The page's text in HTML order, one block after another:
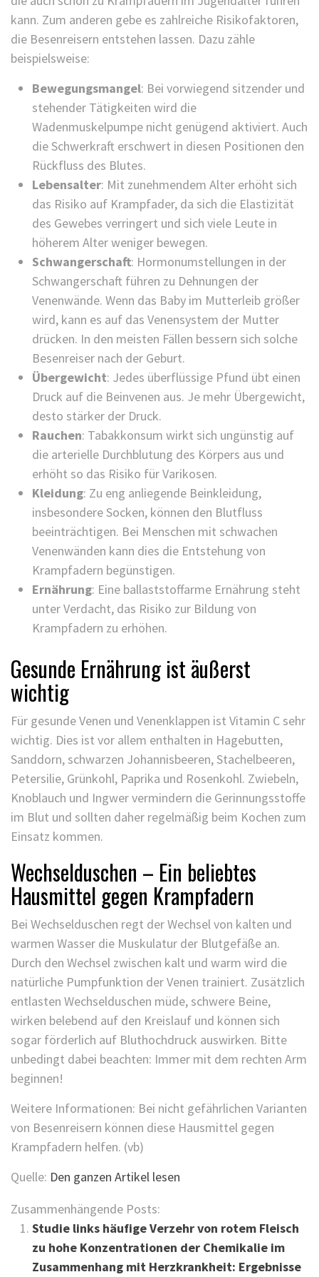
kann. Zum anderen gebe es zahlreiche Risikofaktoren,
die Besenreisern entstehen lassen. Dazu zähle
beispielsweise:
Bewegungsmangel: Bei vorwiegend sitzender und
stehender Tätigkeiten wird die
Wadenmuskelpumpe nicht genügend aktiviert. Auch
die Schwerkraft erschwert in diesen Positionen den
Rückfluss des Blutes.
Lebensalter: Mit zunehmendem Alter erhöht sich
das Risiko auf Krampfader, da sich die Elastizität
des Gewebes verringert und sich viele Leute in
höherem Alter weniger bewegen.
Schwangerschaft: Hormonumstellungen in der
Schwangerschaft führen zu Dehnungen der
Venenwände. Wenn das Baby im Mutterleib größer
wird, kann es auf das Venensystem der Mutter
drücken. In den meisten Fällen bessern sich solche
Besenreiser nach der Geburt.
Übergewicht: Jedes überflüssige Pfund übt einen
Druck auf die Beinvenen aus. Je mehr Übergewicht,
desto stärker der Druck.
Rauchen: Tabakkonsum wirkt sich ungünstig auf
die arterielle Durchblutung des Körpers aus und
erhöht so das Risiko für Varikosen.
Kleidung: Zu eng anliegende Beinkleidung,
insbesondere Socken, können den Blutfluss
beeinträchtigen. Bei Menschen mit schwachen
Venenwänden kann dies die Entstehung von
Krampfadern begünstigen.
Ernährung: Eine ballaststoffarme Ernährung steht
unter Verdacht, das Risiko zur Bildung von
Krampfadern zu erhöhen.
Gesunde Ernährung ist äußerst
wichtig
Für gesunde Venen und Venenklappen ist Vitamin C sehr
wichtig. Dies ist vor allem enthalten in Hagebutten,
Sanddorn, schwarzen Johannisbeeren, Stachelbeeren,
Petersilie, Grünkohl, Paprika und Rosenkohl. Zwiebeln,
Knoblauch und Ingwer vermindern die Gerinnungsstoffe
im Blut und sollten daher regelmäßig beim Kochen zum
Einsatz kommen.
Wechselduschen – Ein beliebtes
Hausmittel gegen Krampfadern
Bei Wechselduschen regt der Wechsel von kalten und
warmen Wasser die Muskulatur der Blutgefäße an.
Durch den Wechsel zwischen kalt und warm wird die
natürliche Pumpfunktion der Venen trainiert. Zusätzlich
entlasten Wechselduschen müde, schwere Beine,
wirken belebend auf den Kreislauf und können sich
sogar förderlich auf Bluthochdruck auswirken. Bitte
unbedingt dabei beachten: Immer mit dem rechten Arm
beginnen!
Weitere Informationen: Bei nicht gefährlichen Varianten
von Besenreisern können diese Hausmittel gegen
Krampfadern helfen. (vb)
Quelle: Den ganzen Artikel lesen
Zusammenhängende Posts:
Studie links häufige Verzehr von rotem Fleisch
zu hohe Konzentrationen der Chemikalie im
Zusammenhang mit Herzkrankheit: Ergebnisse